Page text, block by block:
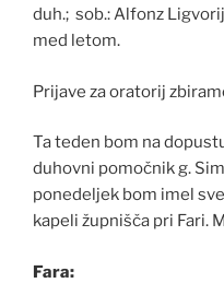
duh.; sob.: Alfonz
med letom.
Prijave za oratorij
Ta teden bom na
duhovni pomočnik g.
ponedeljek bom imel
kapeli župnišča pri Fari.
Fara: